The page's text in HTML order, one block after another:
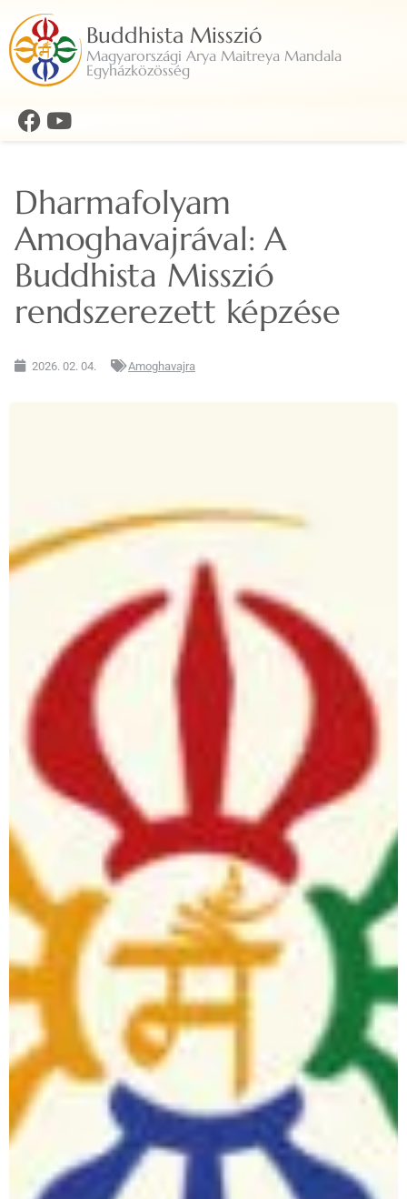
Buddhista Misszió
Magyarországi Arya Maitreya Mandala
Egyházközösség
Dharmafolyam
Amoghavajrával: A
Buddhista Misszió
rendszerezett képzése
2026. 02. 04. Amoghavajra